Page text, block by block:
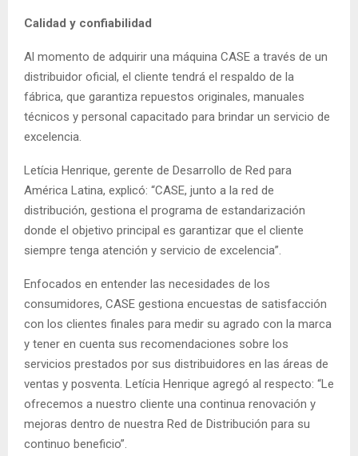
Calidad y confiabilidad
Al momento de adquirir una máquina CASE a través de un
distribuidor oficial, el cliente tendrá el respaldo de la
fábrica, que garantiza repuestos originales, manuales
técnicos y personal capacitado para brindar un servicio de
excelencia.
Letícia Henrique, gerente de Desarrollo de Red para
América Latina, explicó: “CASE, junto a la red de
distribución, gestiona el programa de estandarización
donde el objetivo principal es garantizar que el cliente
siempre tenga atención y servicio de excelencia”.
Enfocados en entender las necesidades de los
consumidores, CASE gestiona encuestas de satisfacción
con los clientes finales para medir su agrado con la marca
y tener en cuenta sus recomendaciones sobre los
servicios prestados por sus distribuidores en las áreas de
ventas y posventa. Letícia Henrique agregó al respecto: “Le
ofrecemos a nuestro cliente una continua renovación y
mejoras dentro de nuestra Red de Distribución para su
continuo beneficio”.